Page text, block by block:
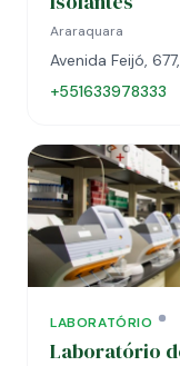
Araraquara
Avenida Feijó,
+551633978333
LABORATÓRIO
Laboratório